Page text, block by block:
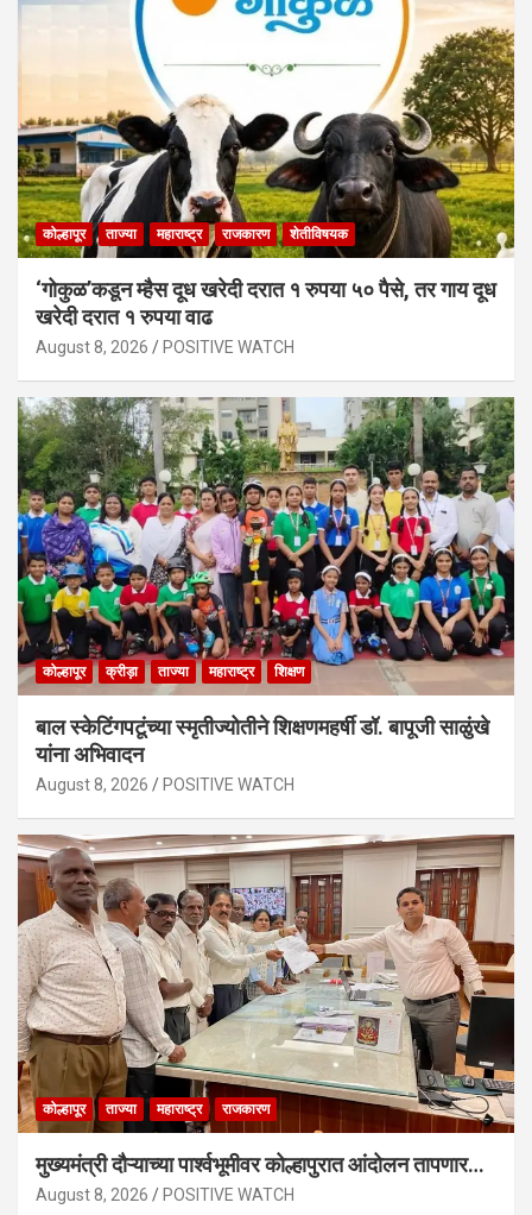
कोल्हापूर ताज्या महाराष्ट्र राजकारण शेतीविषयक
‘गोकुळ’कडून म्हैस दूध खरेदी दरात १ रुपया ५० पैसे, तर गाय दूध
खरेदी दरात १ रुपया वाढ
August 8, 2026 POSITIVE WATCH
कोल्हापूर क्रीड़ा ताज्या महाराष्ट्र शिक्षण
बाल स्केटिंगपटूंच्या स्मृतीज्योतीने शिक्षणमहर्षी डॉ. बापूजी साळुंखे
यांना अभिवादन
August 8, 2026 POSITIVE WATCH
कोल्हापूर ताज्या महाराष्ट्र राजकारण
मुख्यमंत्री दौऱ्याच्या पार्श्वभूमीवर कोल्हापुरात आंदोलन तापणार…
August 8, 2026 POSITIVE WATCH